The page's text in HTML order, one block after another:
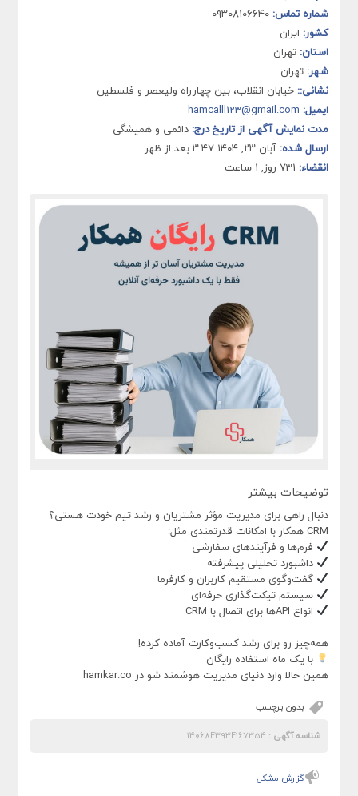
شماره تماس: ۰۹۳۰۸۱۰۶۶۴۰
کشور: ایران
استان: تهران
شهر: تهران
نشانی:: خیابان انقلاب، بین چهارراه ولیعصر و فلسطین
ایمیل: hamcalll123@gmail.com
مدت نمایش آگهی از تاریخ درج: دائمی و همیشگی
ارسال شده: آبان ۲۳, ۱۴۰۴ ۳:۴۷ بعد از ظهر
انقضاء:
توضیحات بیشتر
دنبال راهی برای مدیریت مؤثر مشتریان و رشد تیم خودت هستی؟
CRM همکار با امکانات قدرتمندی مثل:
فرم‌ها و فرآیندهای سفارشی
داشبورد تحلیلی پیشرفته
گفت‌وگوی مستقیم کاربران و کارفرما
سیستم تیکت‌گذاری حرفه‌ای
انواع APIها برای اتصال با CRM
همه‌چیز رو برای رشد کسب‌وکارت آماده کرده!
با یک ماه استفاده رایگان
همین حالا وارد دنیای مدیریت هوشمند شو در hamkar.co
بدون برچسب
شناسه آگهی :
گزارش مشکل